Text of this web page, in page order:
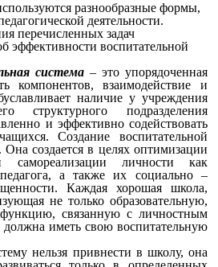
разнообразные формы,
деятельности.
перечисленных задач
эффективности воспитательной
система– это упорядоченная
компонентов, взаимодействие и
наличие у учреждения
структурного подразделения
и эффективно содействовать
Создание воспитательной
создается в целях оптимизации
самореализации личности как
а также их социально –
Каждая хорошая школа,
не только образовательную,
связанную с личностным
должна иметь свою воспитательную
нельзя привнести в школу, она